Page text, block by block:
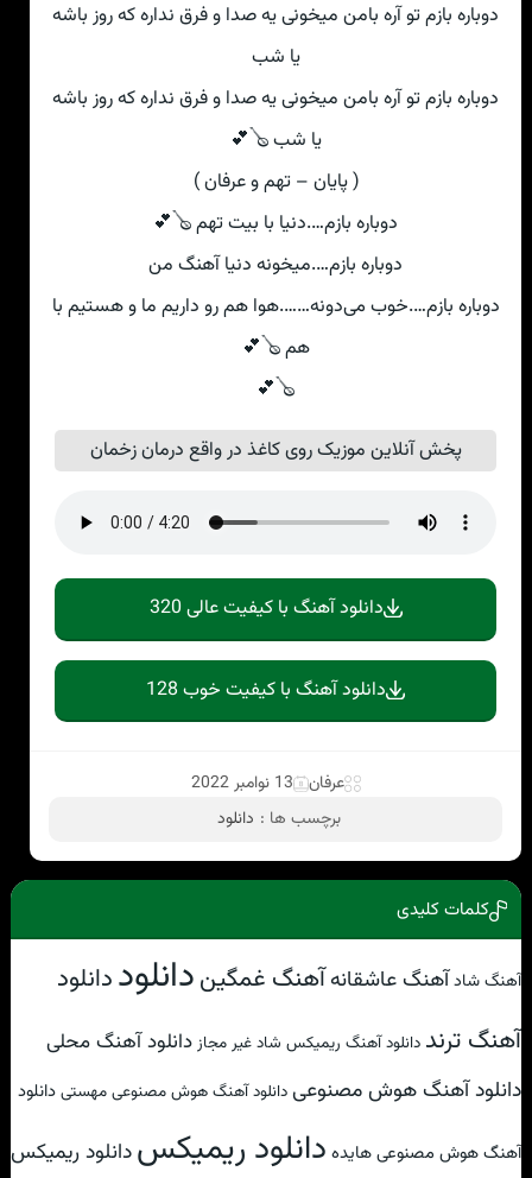
دوباره بازم تو آره بامن میخونی‌ یه صدا و فرق نداره که روز باشه
یا شب
دوباره بازم تو آره بامن میخونی‌ یه صدا و فرق نداره که روز باشه
یا شب 🪕💕
( پایان – تهم و عرفان )
دوباره بازم….دنیا با بیت تهم 🪕💕
دوباره بازم….میخونه دنیا آهنگ من
دوباره بازم….خوب می‌دونه…….هوا هم رو داریم ما و هستیم با
هم 🪕💕
🪕💕
پخش آنلاین موزیک روی کاغذ در واقع درمان زخمان
دانلود آهنگ با کیفیت عالی 320
دانلود آهنگ با کیفیت خوب 128
عرفان
13 نوامبر 2022
برچسب ها : دانلود
کلمات کلیدی
آهنگ شادآهنگ عاشقانهآهنگ غمگیندانلوددانلود
آهنگ ترند دانلود آهنگ ریمیکس شاد غیر مجازدانلود آهنگ محلی
دانلود آهنگ هوش مصنوعیدانلود آهنگ هوش مصنوعی مهستیدانلود
آهنگ هوش مصنوعی هایده دانلود ریمیکسدانلود ریمیکس